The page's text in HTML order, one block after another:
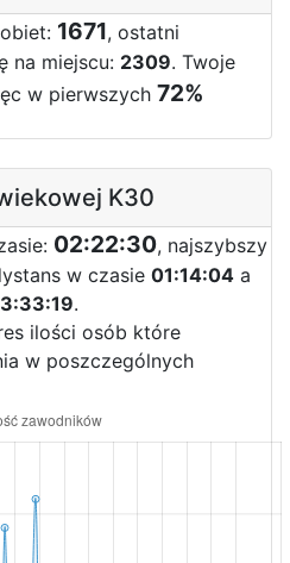
1671, ostatni
na miejscu: 2309. Twoje
w pierwszych 72%
K30
02:22:30, najszybszy
w czasie 01:14:04 a
.
ilości osób które
w poszczególnych